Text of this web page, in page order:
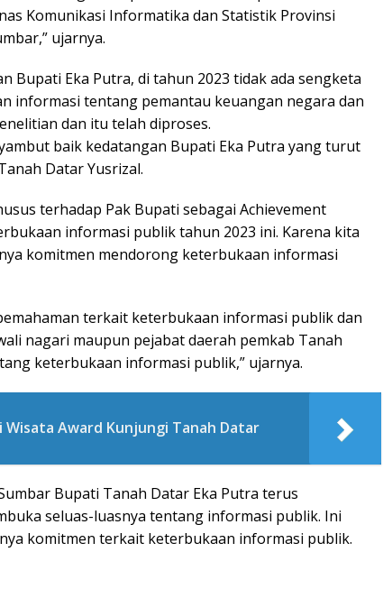
Komunikasi Informatika dan Statistik Provinsi
ujarnya.
Bupati Eka Putra, di tahun 2023 tidak ada sengketa
informasi tentang pemantau keuangan negara dan
dan itu telah diproses.
baik kedatangan Bupati Eka Putra yang turut
Datar Yusrizal.
terhadap Pak Bupati sebagai Achievement
informasi publik tahun 2023 ini. Karena kita
komitmen mendorong keterbukaan informasi
terkait keterbukaan informasi publik dan
nagari maupun pejabat daerah pemkab Tanah
keterbukaan informasi publik,” ujarnya.
Wisata Award Kunjungi Tanah Datar
Bupati Tanah Datar Eka Putra terus
seluas-luasnya tentang informasi publik. Ini
komitmen terkait keterbukaan informasi publik.